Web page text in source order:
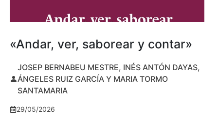
«Andar, ver, saborear y contar»
JOSEP BERNABEU MESTRE, INÉS ANTÓN DAYAS,
ÁNGELES RUIZ GARCÍA Y MARIA TORMO
SANTAMARIA
29/05/2026